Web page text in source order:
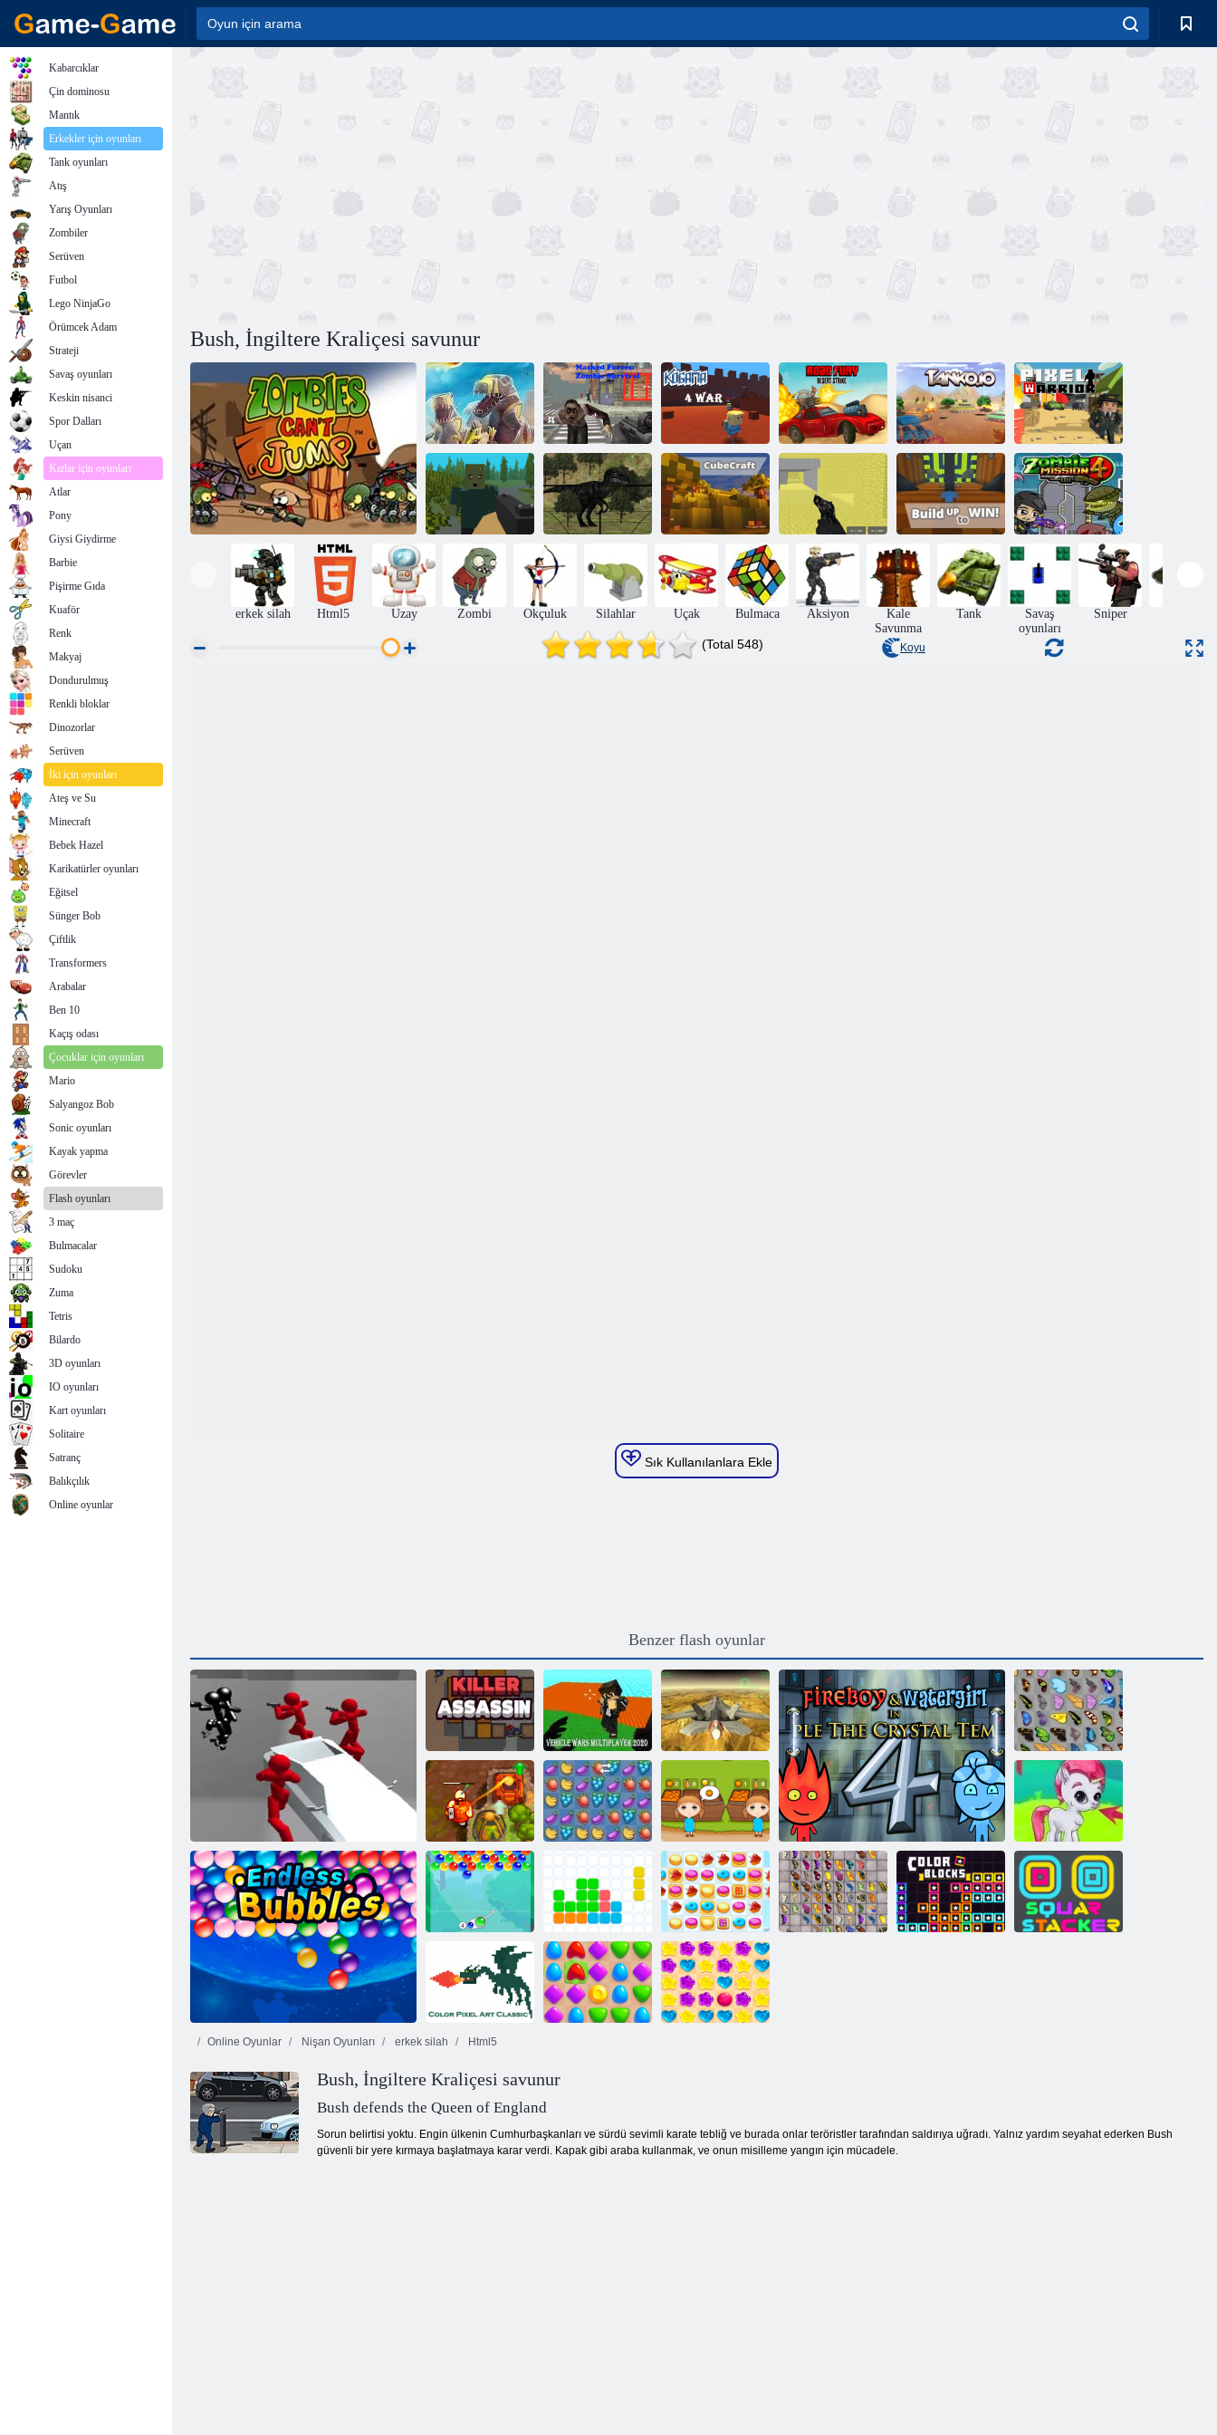
Bush, İngiltere Kraliçesi savunur
D-Day: Rush -
Kule Savunma
Maskeli
Kuvvetler:
Zombie Survival
Kogama: 4
Savaş
Öfke Yolu Çöl
Saldırısı
Tank. io Piksel Savaşçısı
Piksel hayatta
kalma
Jurassic Dino
Avcılığı
Kogama:
Piksel Savaş
Çok Oyunculu
Kogama:
Kazanmak için
Zombi Misyonu
4
erkek silah Html5 Uzay Zombi Okçuluk Silahlar Uçak Bulmaca Aksiyon
Kale
Savunma
Tank
Savaş
oyunları
Sniper
(Total 548) Koyu
Sık Kullanılanlara Ekle
Benzer flash oyunlar
Savaş Simülatörü: Sayaç Çöp Adam
Katil Suikastçı
Araç Savaşları
Çok Oyunculu
2020
Fraktal Savaş X Kelebek Kyodai
Lanetli Hazine 2 Fruit Crush Turuncu Ranch Kabarcık Gemes
Kabarcık
Onbir onbir
Kurabiye ezmesi
2
Renk Piksel
Sanat Klasik
Online Oyunlar Nişan Oyunları erkek silah Html5
Bush, İngiltere Kraliçesi savunur
Bush defends the Queen of England
Sorun belirtisi yoktu. Engin ülkenin Cumhurbaşkanları ve sürdü sevimli karate tebliğ ve burada onlar teröristler tarafından saldırıya uğradı. Yalnız yardım seyahat ederken Bush
güvenli bir yere kırmaya başlatmaya karar verdi. Kapak gibi araba kullanmak, ve onun misilleme yangın için mücadele.
Kabarcıklar
Çin dominosu
Mantık
Erkekler için oyunları
Tank oyunları
Atış
Yarış Oyunları
Zombiler
Serüven
Futbol
Lego NinjaGo
Örümcek Adam
Strateji
Savaş oyunları
Keskin nisanci
Spor Dalları
Uçan
Kızlar için oyunları
Atlar
Pony
Giysi Giydirme
Barbie
Pişirme Gıda
Kuaför
Renk
Makyaj
Dondurulmuş
Renkli bloklar
Dinozorlar
Serüven
İki için oyunları
Ateş ve Su
Minecraft
Bebek Hazel
Karikatürler oyunları
Eğitsel
Sünger Bob
Çiftlik
Transformers
Arabalar
Ben 10
Kaçış odası
Çocuklar için oyunları
Mario
Salyangoz Bob
Sonic oyunları
Kayak yapma
Görevler
Flash oyunları
3 maç
Bulmacalar
Sudoku
Zuma
Tetris
Bilardo
3D oyunları
IO oyunları
Kart oyunları
Solitaire
Satranç
Balıkçılık
Online oyunlar